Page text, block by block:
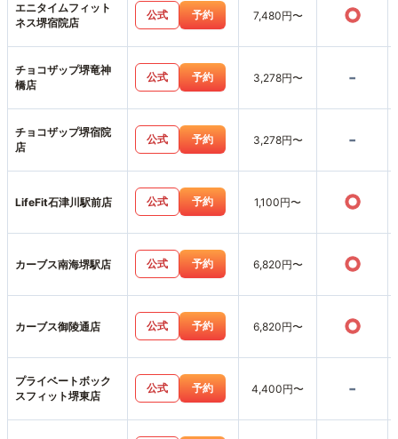
エニタイムフィット
ネス堺宿院店
公式 予約 7,480円〜 ○
チョコザップ堺竜神
橋店
公式 予約 3,278円〜 -
チョコザップ堺宿院
店
公式 予約 3,278円〜 -
LifeFit石津川駅前店 公式 予約 1,100円〜 ○
カーブス南海堺駅店 公式 予約 6,820円〜 ○
カーブス御陵通店 公式 予約 6,820円〜 ○
プライベートボック
スフィット堺東店
公式 予約 4,400円〜 -